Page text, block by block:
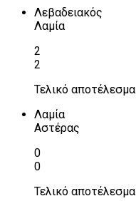
Λεβαδειακός
Λαμία
2
2
Τελικό αποτέλεσμα
Λαμία
Αστέρας
0
0
Τελικό αποτέλεσμα